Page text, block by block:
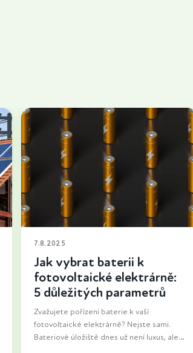
7.8.2025
Jak vybrat baterii k
fotovoltaické elektrárně:
5 důležitých parametrů
Zvažujete pořízení baterie k vaší
fotovoltaické elektrárně? Nejste sami.
Bateriové úložiště dnes už není luxus, ale